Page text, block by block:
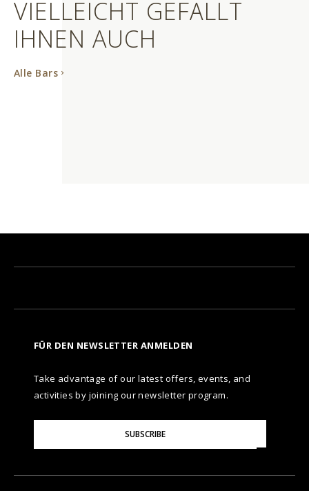
VIELLEICHT GEFÄLLT
IHNEN AUCH
Alle Bars
FÜR DEN NEWSLETTER ANMELDEN
Take advantage of our latest offers, events, and
activities by joining our newsletter program.
Your
SUBSCRIBE